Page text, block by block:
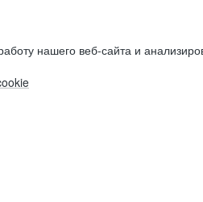
нашего веб-сайта и